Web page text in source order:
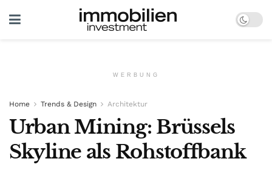
WERBUNG
Home Trends & Design Architektur
Urban Mining: Brüssels
Skyline als Rohstoffbank